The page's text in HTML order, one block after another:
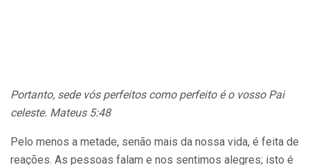
Portanto, sede vós perfeitos como perfeito é o vosso Pai
celeste. Mateus 5:48
Pelo menos a metade, senão mais da nossa vida, é feita de
reações. As pessoas falam e nos sentimos alegres; isto é